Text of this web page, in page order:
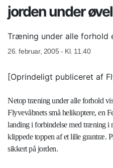
jorden under
Træning under alle forhold
26. februar, 2005 - Kl. 11.40
[Oprindeligt publiceret af
Netop træning under alle forhold
Flyvevåbnets små helikoptere, en
landing i forbindelse med træning i
klippede toppen af et lille grantræ.
sikkert på jorden.